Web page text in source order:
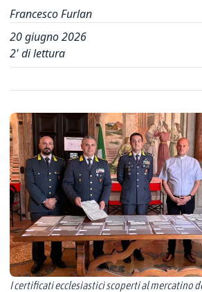
Francesco Furlan
20 giugno 2026
2' di lettura
I certificati ecclesiastici scoperti al mercatino